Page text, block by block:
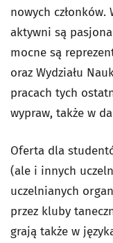
nowych
aktywni są
mocne są
oraz Wydziału
pracach tych
wypraw, także w
Oferta dla
(ale i innych
uczelnianych
przez kluby
grają także w